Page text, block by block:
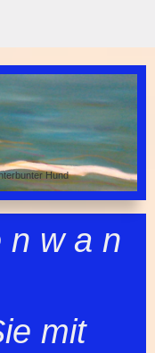
Hund
n w a n
mit